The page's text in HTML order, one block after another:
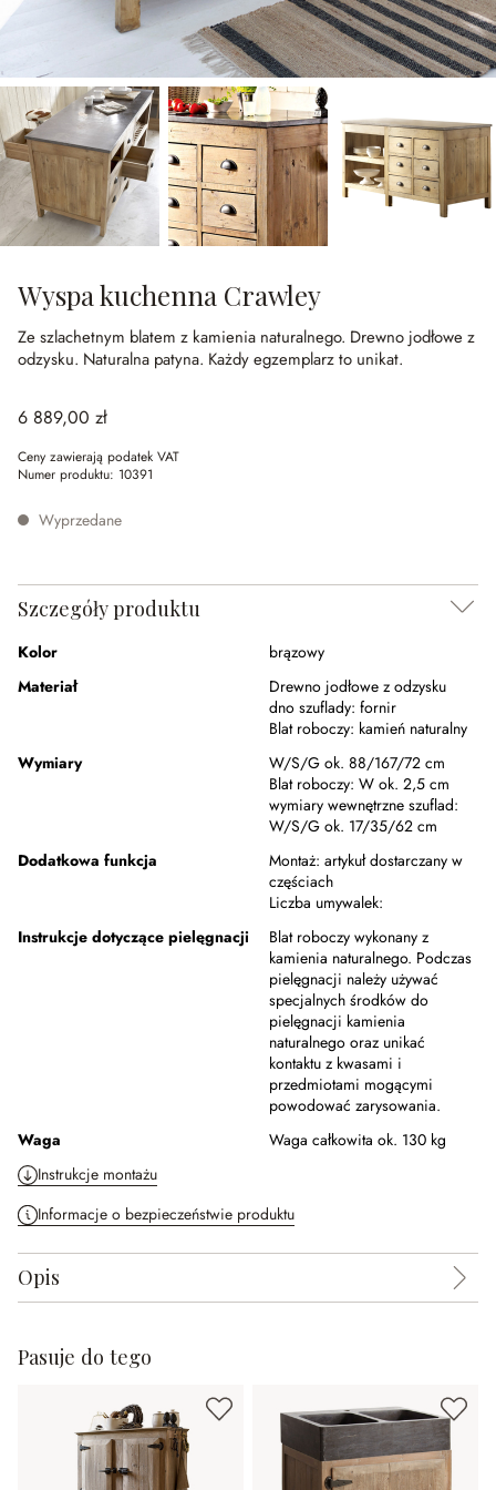
Wyspa kuchenna Crawley
Ze szlachetnym blatem z kamienia naturalnego. Drewno jodłowe z
odzysku. Naturalna patyna. Każdy egzemplarz to unikat.
6 889,00 zł
Ceny zawierają podatek VAT
Numer produktu: 10391
Wyprzedane
Szczegóły produktu
Kolor
brązowy
Materiał
Drewno jodłowe z odzysku
dno szuflady: fornir
Blat roboczy: kamień naturalny
Wymiary
W/S/G ok. 88/167/72 cm
Blat roboczy: W ok. 2,5 cm
wymiary wewnętrzne szuflad:
W/S/G ok. 17/35/62 cm
Dodatkowa funkcja
Montaż: artykuł dostarczany w
częściach
Liczba umywalek:
Instrukcje dotyczące pielęgnacji
Blat roboczy wykonany z
kamienia naturalnego. Podczas
pielęgnacji należy używać
specjalnych środków do
pielęgnacji kamienia
naturalnego oraz unikać
kontaktu z kwasami i
przedmiotami mogącymi
powodować zarysowania.
Waga
Waga całkowita ok. 130 kg
Instrukcje montażu
Informacje o bezpieczeństwie produktu
Opis
Pasuje do tego